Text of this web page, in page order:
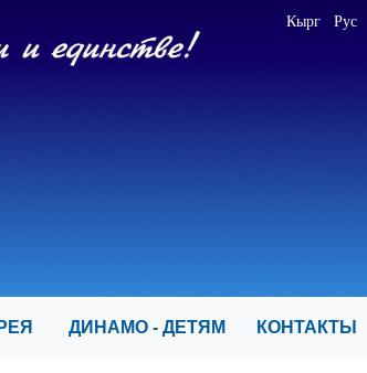
Кырг Рус
ДИНАМО - ДЕТЯМ КОНТАКТЫ